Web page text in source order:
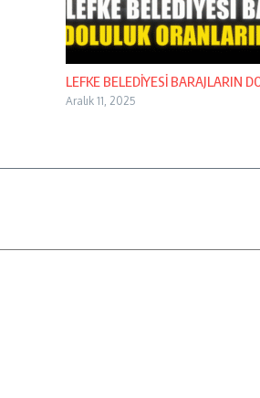
LEFKE BELEDİYESİ BARAJLARIN
Aralık 11, 2025